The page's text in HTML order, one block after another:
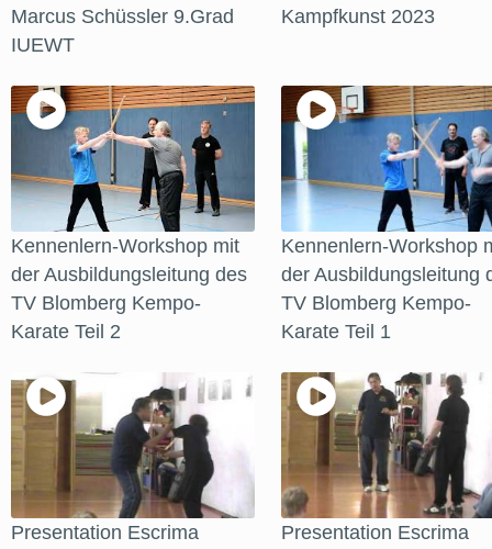
Marcus Schüssler 9.Grad
IUEWT
Kampfkunst 2023
Kennenlern-Workshop mit
der Ausbildungsleitung des
TV Blomberg Kempo-
Karate Teil 2
Kennenlern-Workshop
der Ausbildungsleitung
TV Blomberg Kempo-
Karate Teil 1
Presentation Escrima
Presentation Escrima